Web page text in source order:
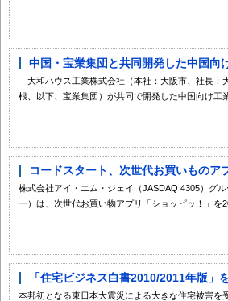
中国・宝業集団と共同開発した中国向
大和ハウス工業株式会社（本社：大阪市、社長：
根、以下、宝業集団）が共同で開発した中国向け工
コードスタート、次世代お買いもの
株式会社アイ・エム・ジェイ（JASDAQ 4305）グ
一）は、次世代お買い物アプリ「ショッピッ！」を
「住宅ビジネス白書2010/2011年版」
本邦初となる東日本大震災による大きな住宅被害